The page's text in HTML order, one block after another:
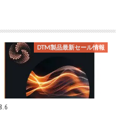
DTM製品最新セール情報